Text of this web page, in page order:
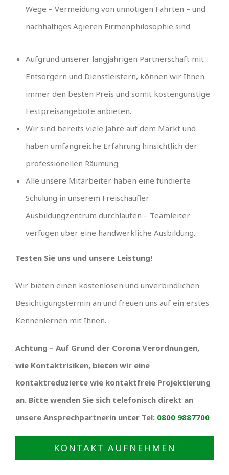
Wege – Vermeidung von unnötigen Fahrten – und
nachhaltiges Agieren Firmenphilosophie sind
Aufgrund unserer langjährigen Partnerschaft mit
Entsorgern und Dienstleistern, können wir Ihnen
immer den besten Preis und somit kostengünstige
Festpreisangebote anbieten.
Wir sind bereits viele Jahre auf dem Markt und
haben umfangreiche Erfahrung hinsichtlich der
professionellen Räumung.
Alle unsere Mitarbeiter haben eine fundierte
Schulung in unserem Freischaufler
Ausbildungzentrum durchlaufen – Teamleiter
verfügen über eine handwerkliche Ausbildung.
Testen Sie uns und unsere Leistung!
Wir bieten einen kostenlosen und unverbindlichen
Besichtigungstermin an und freuen uns auf ein erstes
Kennenlernen mit Ihnen.
Achtung – Auf Grund der Corona Verordnungen,
wie Kontaktrisiken, bieten wir eine
kontaktreduzierte wie kontaktfreie Projektierung
an. Bitte wenden Sie sich telefonisch direkt an
unsere Ansprechpartnerin unter Tel: 0800 9887700
KONTAKT AUFNEHMEN